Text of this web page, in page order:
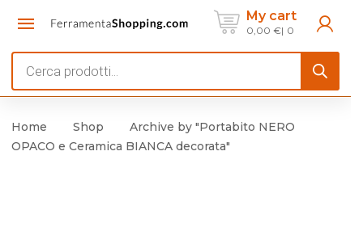
My cart
0,00 € 0
search
Home Shop
Archive by "Portabito NERO
OPACO e Ceramica BIANCA decorata"